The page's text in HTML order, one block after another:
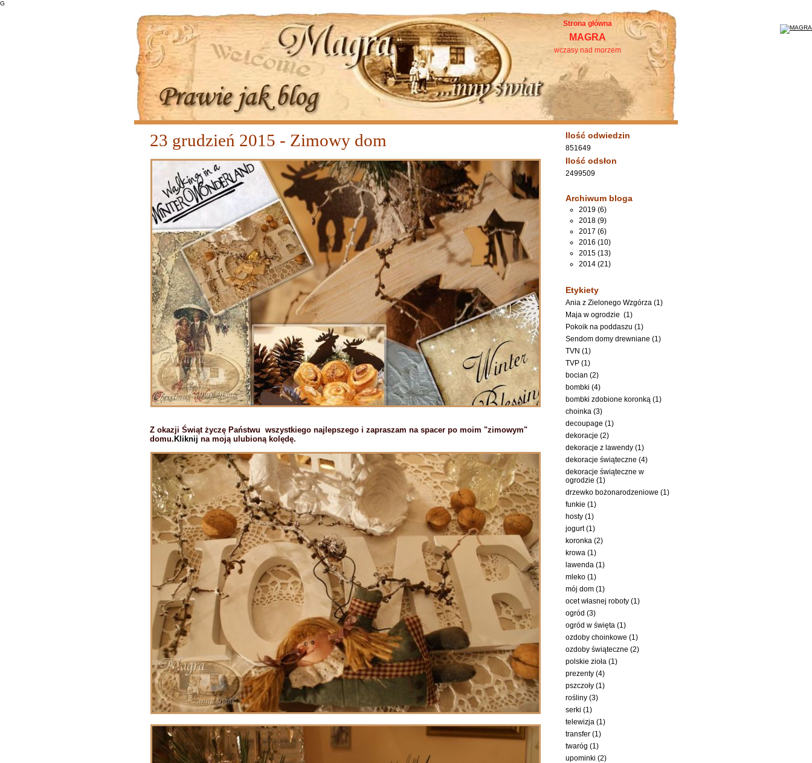
G
Strona główna
MAGRA
wczasy nad morzem
Ilość odwiedzin
851649
Ilość odsłon
2499509
Archiwum bloga
2019 (6)
2018 (9)
2017 (6)
2016 (10)
2015 (13)
2014 (21)
Etykiety
Ania z Zielonego Wzgórza (1)
Maja w ogrodzie (1)
Pokoik na poddaszu (1)
Sendom domy drewniane (1)
TVN (1)
TVP (1)
bocian (2)
bombki (4)
bombki zdobione koronką (1)
choinka (3)
decoupage (1)
dekoracje (2)
dekoracje z lawendy (1)
dekoracje świąteczne (4)
dekoracje świąteczne w
ogrodzie (1)
drzewko bożonarodzeniowe (1)
funkie (1)
hosty (1)
jogurt (1)
koronka (2)
krowa (1)
lawenda (1)
mleko (1)
mój dom (1)
ocet własnej roboty (1)
ogród (3)
ogród w święta (1)
ozdoby choinkowe (1)
ozdoby świąteczne (2)
polskie zioła (1)
prezenty (4)
pszczoły (1)
rośliny (3)
serki (1)
telewizja (1)
transfer (1)
twaróg (1)
upominki (2)
23 grudzień 2015 - Zimowy dom
Z okazji Świąt życzę Państwu wszystkiego najlepszego i zapraszam na spacer po moim "zimowym"
domu. Kliknij na moją ulubioną kolędę.